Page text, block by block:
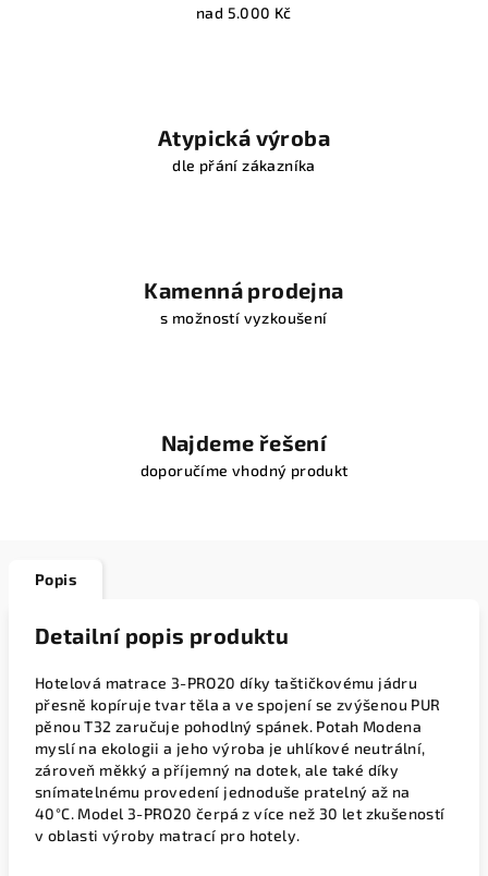
nad 5.000 Kč
Atypická výroba
dle přání zákazníka
Kamenná prodejna
s možností vyzkoušení
Najdeme řešení
doporučíme vhodný produkt
Popis
Detailní popis produktu
Hotelová matrace 3-PRO20 díky taštičkovému jádru
přesně kopíruje tvar těla a ve spojení se zvýšenou PUR
pěnou T32 zaručuje pohodlný spánek. Potah Modena
myslí na ekologii a jeho výroba je uhlíkové neutrální,
zároveň měkký a příjemný na dotek, ale také díky
snímatelnému provedení jednoduše pratelný až na
40°C. Model 3-PRO20 čerpá z více než 30 let zkušeností
v oblasti výroby matrací pro hotely.